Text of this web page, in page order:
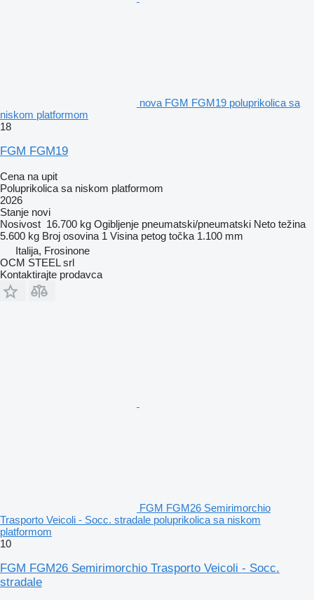
nova FGM FGM19 poluprikolica sa
niskom platformom
18
FGM FGM19
Cena na upit
Poluprikolica sa niskom platformom
2026
Stanje novi
Nosivost 16.700 kg Ogibljenje pneumatski/pneumatski Neto težina
5.600 kg Broj osovina 1 Visina petog točka 1.100 mm
Italija, Frosinone
OCM STEEL srl
Kontaktirajte prodavca
FGM FGM26 Semirimorchio
Trasporto Veicoli - Socc. stradale poluprikolica sa niskom
platformom
10
FGM FGM26 Semirimorchio Trasporto Veicoli - Socc.
stradale